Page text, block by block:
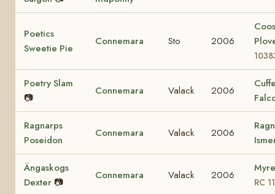
Poetics
Sweetie Pie
Connemara Sto 2006
Poetry Slam
📷
Connemara Valack 2006
Ragnarps
Poseidon
Connemara Valack 2006
Ängaskogs
Dexter 📷
Connemara Valack 2006
RC